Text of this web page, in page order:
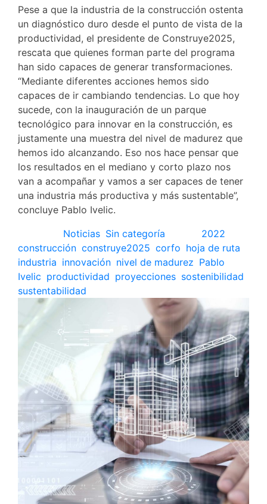
Pese a que la industria de la construcción ostenta
un diagnóstico duro desde el punto de vista de la
productividad, el presidente de Construye2025,
rescata que quienes forman parte del programa
han sido capaces de generar transformaciones.
“Mediante diferentes acciones hemos sido
capaces de ir cambiando tendencias. Lo que hoy
sucede, con la inauguración de un parque
tecnológico para innovar en la construcción, es
justamente una muestra del nivel de madurez que
hemos ido alcanzando. Eso nos hace pensar que
los resultados en el mediano y corto plazo nos
van a acompañar y vamos a ser capaces de tener
una industria más productiva y más sustentable”,
concluye Pablo Ivelic.
Noticias Sin categoría 2022
construcción construye2025 corfo hoja de ruta
industria innovación nivel de madurez Pablo
Ivelic productividad proyecciones sostenibilidad
sustentabilidad